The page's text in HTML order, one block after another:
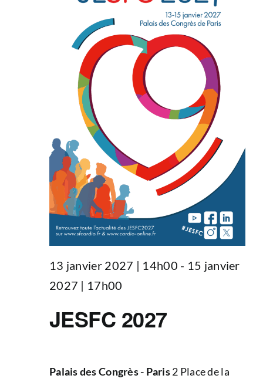
JESFC 2027
13 janvier 2027 | 14h00 - 15 janvier
2027 | 17h00
Palais des Congrès - Paris2 Place de la